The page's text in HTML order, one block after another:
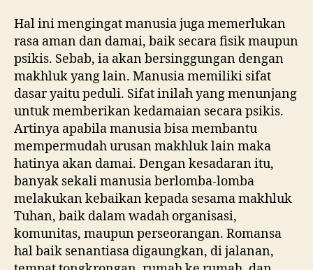
Hal ini mengingat manusia juga memerlukan
rasa aman dan damai, baik secara fisik maupun
psikis. Sebab, ia akan bersinggungan dengan
makhluk yang lain. Manusia memiliki sifat
dasar yaitu peduli. Sifat inilah yang menunjang
untuk memberikan kedamaian secara psikis.
Artinya apabila manusia bisa membantu
mempermudah urusan makhluk lain maka
hatinya akan damai. Dengan kesadaran itu,
banyak sekali manusia berlomba-lomba
melakukan kebaikan kepada sesama makhluk
Tuhan, baik dalam wadah organisasi,
komunitas, maupun perseorangan. Romansa
hal baik senantiasa digaungkan, di jalanan,